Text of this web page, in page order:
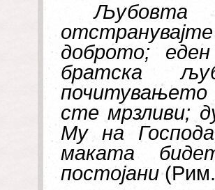
доброто;
братска
почитувањето
сте мрзливи;
Му на
маката
постојани